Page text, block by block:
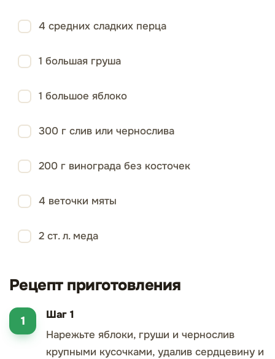
4 средних сладких перца
1 большая груша
1 большое яблоко
300 г слив или чернослива
200 г винограда без косточек
4 веточки мяты
2 ст. л. меда
Рецепт приготовления
Шаг 1
Нарежьте яблоки, груши и чернослив
крупными кусочками, удалив сердцевину и